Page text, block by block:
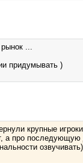
рынок ...
придумывать )
крупные
а про последующую